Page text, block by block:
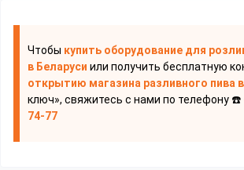
Чтобы купить оборудование для
в Беларуси или получить бесплатную
открытию магазина разливного пива
ключ», свяжитесь с нами по телефону ☎️
74-77